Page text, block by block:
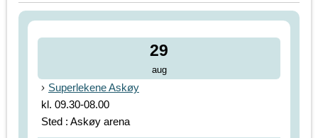
29
aug
Superlekene Askøy
kl. 09.30-08.00
Sted : Askøy arena